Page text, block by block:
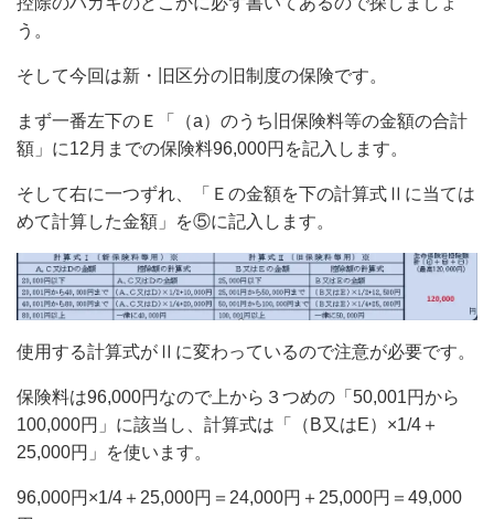
う。
そして今回は新・旧区分の旧制度の保険です。
まず一番左下のＥ「（a）のうち旧保険料等の金額の合計
額」に12月までの保険料96,000円を記入します。
そして右に一つずれ、「Ｅの金額を下の計算式Ⅱに当ては
めて計算した金額」を⑤に記入します。
使用する計算式がⅡに変わっているので注意が必要です。
保険料は96,000円なので上から３つめの「50,001円から
100,000円」に該当し、計算式は「（B又はE）×1/4＋
25,000円」を使います。
96,000円×1/4＋25,000円＝24,000円＋25,000円＝49,000